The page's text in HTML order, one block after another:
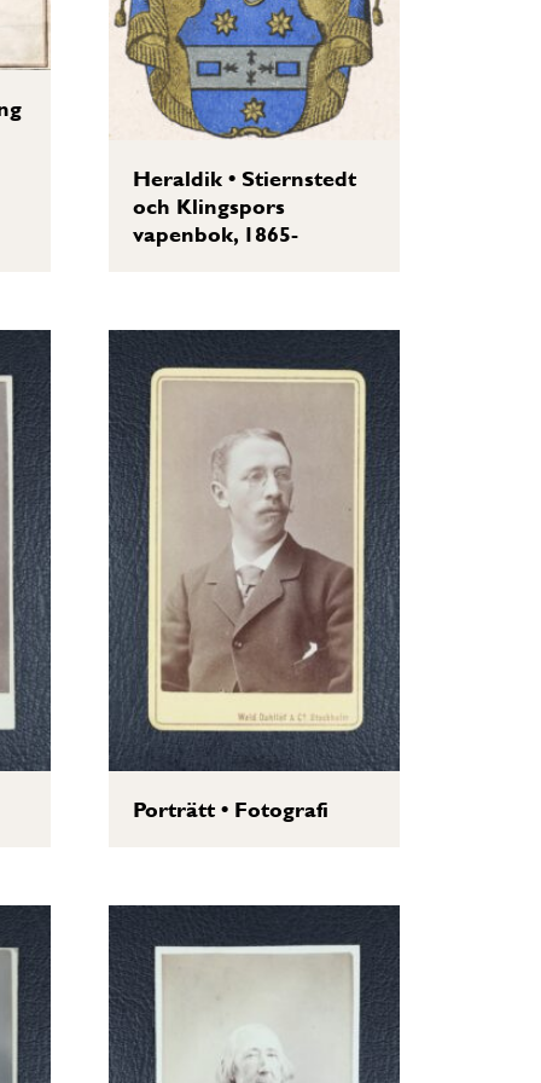
Heraldik•Stiernstedt
och Klingspors
vapenbok, 1865-
Porträtt• Fotografi